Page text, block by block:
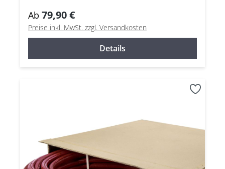
Ab 79,90 €
Preise inkl. MwSt. zzgl. Versandkosten
Details